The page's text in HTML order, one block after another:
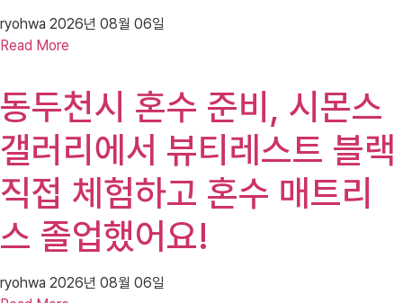
ryohwa 2026년 08월 06일
Read More
동두천시 혼수 준비, 시몬스
갤러리에서 뷰티레스트 블랙
직접 체험하고 혼수 매트리
스 졸업했어요!
ryohwa 2026년 08월 06일